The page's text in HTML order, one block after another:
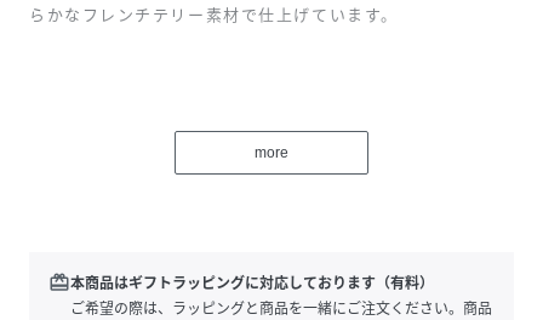
らかなフレンチテリー素材で仕上げています。
ん。また、タブの種類もお選びいただけませんので、予めご
了承くださいませ。
more
redeem本商品はギフトラッピングに対応しております（有料）
ご希望の際は、ラッピングと商品を一緒にご注文ください。商品